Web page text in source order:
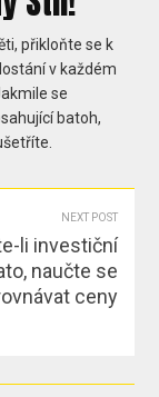
přikloňte se k
v každém
se
batoh,
NEXT POST
li investiční
naučte se
ceny